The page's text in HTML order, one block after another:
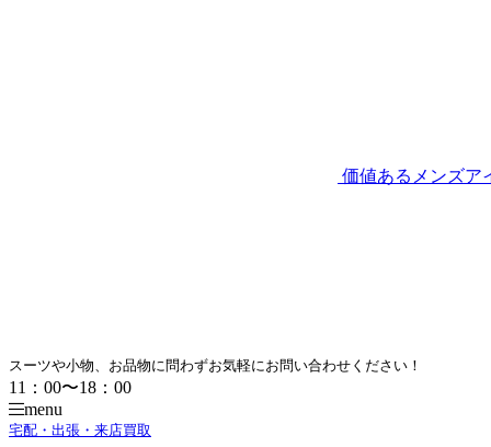
価値あるメンズア
スーツや小物、お品物に問わずお気軽にお問い合わせください！
11：00〜18：00
menu
宅配・出張・来店買取